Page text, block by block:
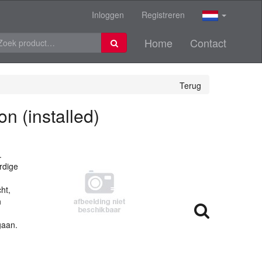
Inloggen Registreren
Home Contact
Terug
(installed)